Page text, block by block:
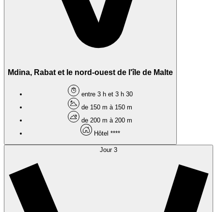
Mdina, Rabat et le nord-ouest de l'île de Malte
entre 3 h et 3 h 30
de 150 m à 150 m
de 200 m à 200 m
Hôtel ****
Jour 3